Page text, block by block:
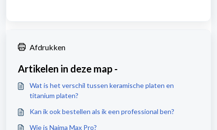
Afdrukken
Artikelen in deze map -
Wat is het verschil tussen keramische platen en
titanium platen?
Kan ik ook bestellen als ik een professional ben?
Wie is Naima Max Pro?